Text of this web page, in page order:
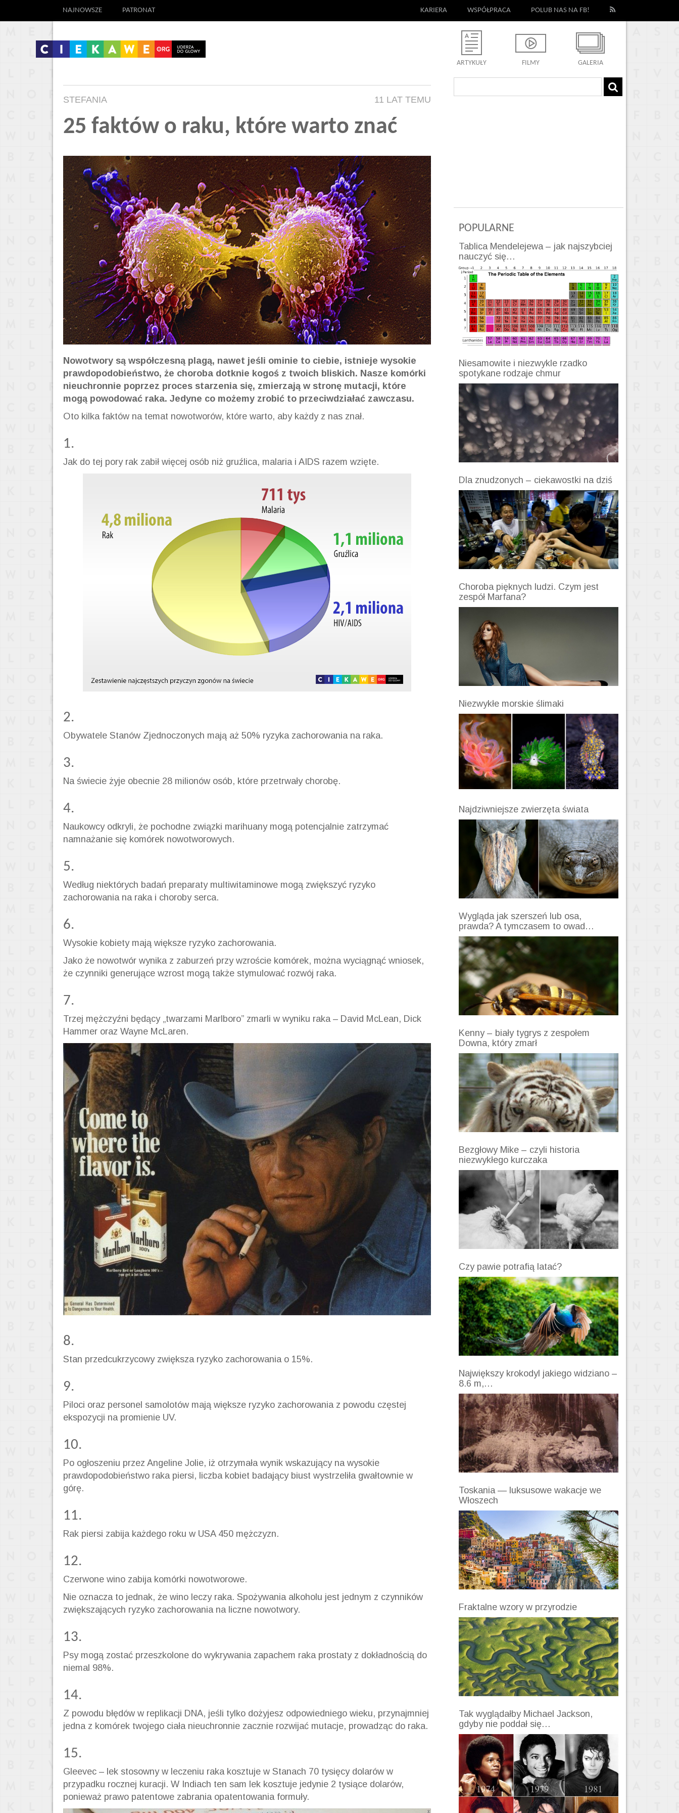
NAJNOWSZE PATRONAT KARIERA WSPÓŁPRACA POLUB NAS NA FB!
ARTYKUŁY FILMY GALERIA
STEFANIA 11 LAT TEMU
25 faktów o raku, które warto znać
Nowotwory są współczesną plagą, nawet jeśli ominie to ciebie, istnieje wysokie
prawdopodobieństwo, że choroba dotknie kogoś z twoich bliskich. Nasze komórki
nieuchronnie poprzez proces starzenia się, zmierzają w stronę mutacji, które
mogą powodować raka. Jedyne co możemy zrobić to przeciwdziałać zawczasu.
Oto kilka faktów na temat nowotworów, które warto, aby każdy z nas znał.
1.
Jak do tej pory rak zabił więcej osób niż gruźlica, malaria i AIDS razem wzięte.
2.
Obywatele Stanów Zjednoczonych mają aż 50% ryzyka zachorowania na raka.
3.
Na świecie żyje obecnie 28 milionów osób, które przetrwały chorobę.
4.
Naukowcy odkryli, że pochodne związki marihuany mogą potencjalnie zatrzymać
namnażanie się komórek nowotworowych.
5.
Według niektórych badań preparaty multiwitaminowe mogą zwiększyć ryzyko
zachorowania na raka i choroby serca.
6.
Wysokie kobiety mają większe ryzyko zachorowania.
Jako że nowotwór wynika z zaburzeń przy wzroście komórek, można wyciągnąć wniosek,
że czynniki generujące wzrost mogą także stymulować rozwój raka.
7.
Trzej mężczyźni będący „twarzami Marlboro” zmarli w wyniku raka – David McLean, Dick
Hammer oraz Wayne McLaren.
8.
Stan przedcukrzycowy zwiększa ryzyko zachorowania o 15%.
9.
Piloci oraz personel samolotów mają większe ryzyko zachorowania z powodu częstej
ekspozycji na promienie UV.
10.
Po ogłoszeniu przez Angeline Jolie, iż otrzymała wynik wskazujący na wysokie
prawdopodobieństwo raka piersi, liczba kobiet badający biust wystrzeliła gwałtownie w
górę.
11.
Rak piersi zabija każdego roku w USA 450 mężczyzn.
12.
Czerwone wino zabija komórki nowotworowe.
Nie oznacza to jednak, że wino leczy raka. Spożywania alkoholu jest jednym z czynników
zwiększających ryzyko zachorowania na liczne nowotwory.
13.
Psy mogą zostać przeszkolone do wykrywania zapachem raka prostaty z dokładnością do
niemal 98%.
14.
Z powodu błędów w replikacji DNA, jeśli tylko dożyjesz odpowiedniego wieku, przynajmniej
jedna z komórek twojego ciała nieuchronnie zacznie rozwijać mutacje, prowadząc do raka.
15.
Gleevec – lek stosowny w leczeniu raka kosztuje w Stanach 70 tysięcy dolarów w
przypadku rocznej kuracji. W Indiach ten sam lek kosztuje jedynie 2 tysiące dolarów,
ponieważ prawo patentowe zabrania opatentowania formuły.
POPULARNE
Tablica Mendelejewa – jak najszybciej
nauczyć się…
Niesamowite i niezwykle rzadko
spotykane rodzaje chmur
Dla znudzonych – ciekawostki na dziś
Choroba pięknych ludzi. Czym jest
zespół Marfana?
Niezwykłe morskie ślimaki
Najdziwniejsze zwierzęta świata
Wygląda jak szerszeń lub osa,
prawda? A tymczasem to owad…
Kenny – biały tygrys z zespołem
Downa, który zmarł
Bezgłowy Mike – czyli historia
niezwykłego kurczaka
Czy pawie potrafią latać?
Największy krokodyl jakiego widziano –
8.6 m,…
Toskania — luksusowe wakacje we
Włoszech
Fraktalne wzory w przyrodzie
Tak wyglądałby Michael Jackson,
gdyby nie poddał się…